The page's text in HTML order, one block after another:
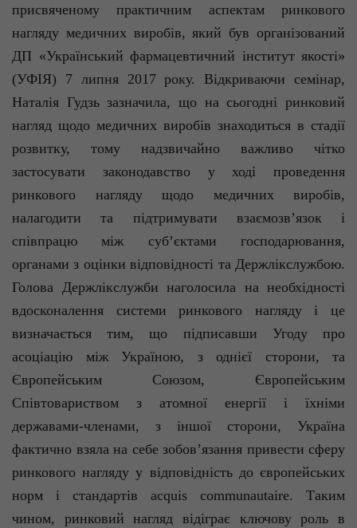
присвяченому практичним аспектам ринкового
нагляду медичних виробів, який був організований
ДП «Український фармацевтичний інститут якості»
(УФІЯ) 7 липня 2017 року. Відкриваючи семінар,
Наталія Гудзьзазначила, що на сьогодні ринковий
нагляд щодо медичних виробів знаходиться в стадії
розвитку, тому надзвичайно важливо чітко
застосувати законодавство у ході проведення
ринкового нагляду щодо медичних виробів,
налагодити та підтримувати взаємозв’язок і
співпрацю між суб’єктами господарювання,
органами з оцінки відповідності та Держлікслужбою.
Голова Держлікслужби наголосила на необхідності
вдосконалення системи ринкового нагляду і це
визначається тим, що підписавши Угоду про
асоціацію між Україною, з однієї сторони, та
Європейським Союзом, Європейським
Співтовариством з атомної енергії і їхніми
державами-членами, з іншої сторони, Україна
фактично взяла на себе зобов’язання привести сферу
ринкового нагляду у відповідність до європейських
норм і стандартів acquis communautaire. Таким
чином, ринковий нагляд відіграє ключову роль в